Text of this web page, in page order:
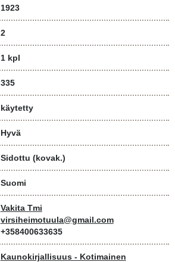
1923
2
1 kpl
335
käytetty
Hyvä
Sidottu (kovak.)
Suomi
Vakita Tmi
virsiheimotuula@gmail.com
+358400633635
Kaunokirjallisuus - Kotimainen